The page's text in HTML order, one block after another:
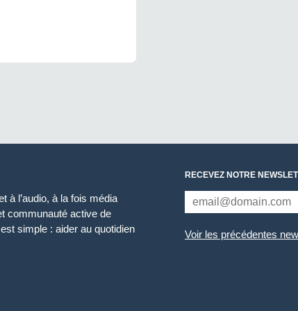
à l’audio, à la fois média
communauté active de
simple : aider au quotidien
RECEVEZ NOTRE
Voir les précédentes